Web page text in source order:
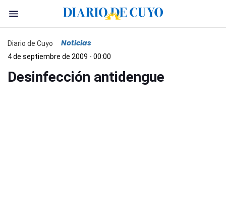
Diario de Cuyo Noticias
4 de septiembre de 2009 - 00:00
Desinfección antidengue